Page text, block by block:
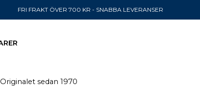
FRI FRAKT ÖVER 700 KR - SNABBA LEVERANSER
sedan 1970